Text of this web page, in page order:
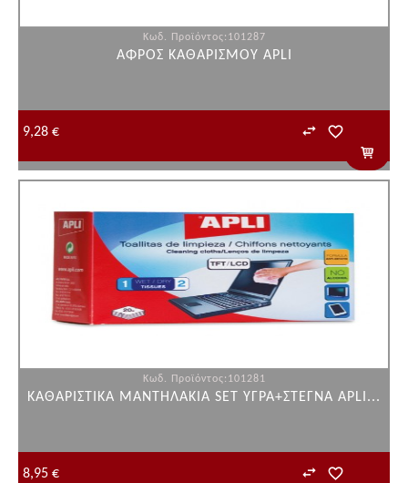
Κωδ. Προϊόντος:101287
ΑΦΡΟΣ ΚΑΘΑΡΙΣΜΟΥ ΑPLI
9,28 €
Κωδ. Προϊόντος:101281
ΚΑΘΑΡΙΣΤΙΚΑ ΜΑΝΤΗΛΑΚΙΑ SET ΥΓΡΑ+ΣΤΕΓΝΑ APLI...
8,95 €